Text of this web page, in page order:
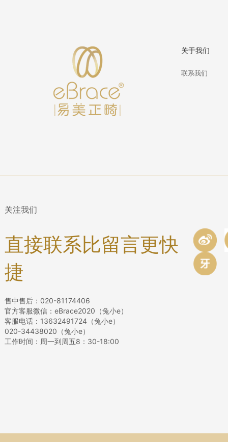
关于我们
联系我们
关注我们
直接联系比留言更快
捷
售中售后：020-81174406
官方客服微信：eBrace2020（兔小e）
客服电话：13632491724（兔小e）
020-34438020（兔小e）
工作时间：周一到周五8：30-18:00